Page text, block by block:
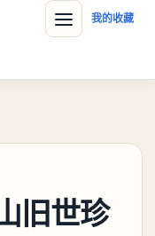
我的收藏
旧世珍